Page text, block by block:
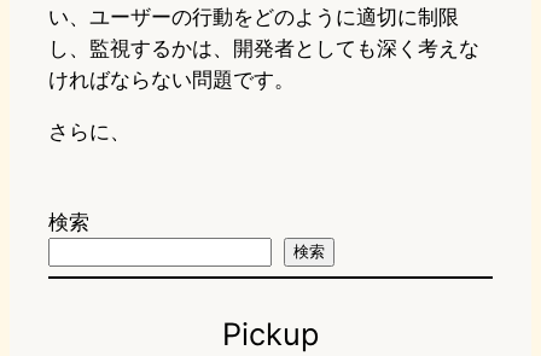
い、ユーザーの行動をどのように適切に制限
し、監視するかは、開発者としても深く考えな
ければならない問題です。
さらに、
検索
検索
Pickup